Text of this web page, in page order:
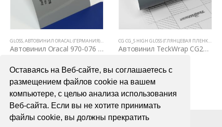
Оставаясь на Веб-сайте, вы соглашаетесь с
размещением файлов cookie на вашем
компьютере, с целью анализа использования
Веб-сайта. Если вы не хотите принимать
файлы cookie, вы должны прекратить
ПЛЕНКИ
GLOSS,АВТОВИНИЛ ORACAL (ГЕРМАНИЯ),ВСЕ ТОВАРЫ, ЦВЕТНЫЕ ВИНИЛОВЫЕ ПЛЕНКИ
Автовинил Oracal 970-076 telegrau telegrey – серый
В КОРЗИНУ
CG CG_S HIGH GLOSS (ГЛЯНЦЕВАЯ ПЛЕНКА С КАНАЛАМИ)
Автовинил TeckWrap CG27-S True Nardo Grey
В КОРЗИНУ